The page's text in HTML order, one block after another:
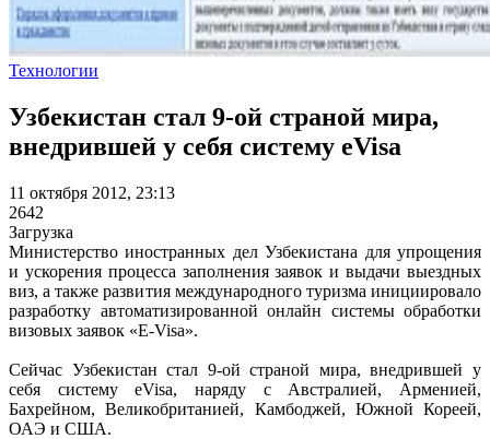
Технологии
Узбекистан стал 9-ой страной мира,
внедрившей у себя систему eVisa
11 октября 2012, 23:13
2642
Загрузка
Министерство иностранных дел Узбекистана для упрощения
и ускорения процесса заполнения заявок и выдачи выездных
виз, а также развития международного туризма инициировало
разработку автоматизированной онлайн системы обработки
визовых заявок «E-Visa».
Сейчас Узбекистан стал 9-ой страной мира, внедрившей у
себя систему eVisa, наряду с Австралией, Арменией,
Бахрейном, Великобританией, Камбоджей, Южной Кореей,
ОАЭ и США.